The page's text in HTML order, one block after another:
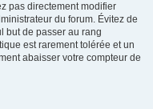
pas directement modifier
du forum. Évitez de
but de passer au rang
est rarement tolérée et un
abaisser votre compteur de